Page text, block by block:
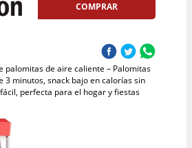
COMPRAR
palomitas de aire caliente – Palomitas
3 minutos, snack bajo en calorías sin
perfecta para el hogar y fiestas